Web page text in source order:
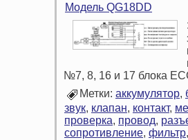
Модель QG18DD
№7, 8, 16 и 17 блока
Метки: аккумулятор,
звук, клапан, контакт,
проверка, провод,
сопротивление, фильтр